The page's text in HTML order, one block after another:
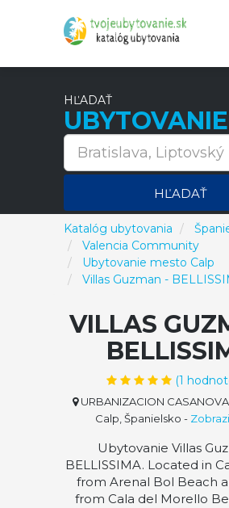
HĽADAŤ
UBYTOVANIE
HĽADAŤ
Katalóg ubytovania
Valencia Community
Ubytovanie mesto Calp
Villas Guzman -
VILLAS
(1
URBANIZACION
Calp, Španielsko -
Ubytovanie Villas
BELLISSIMA. Located in
from Arenal Bol Beach
from Cala del Morello